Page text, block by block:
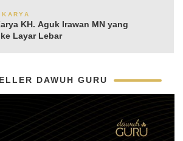
KH. Aguk Irawan MN yang
Layar Lebar
DAWUH GURU